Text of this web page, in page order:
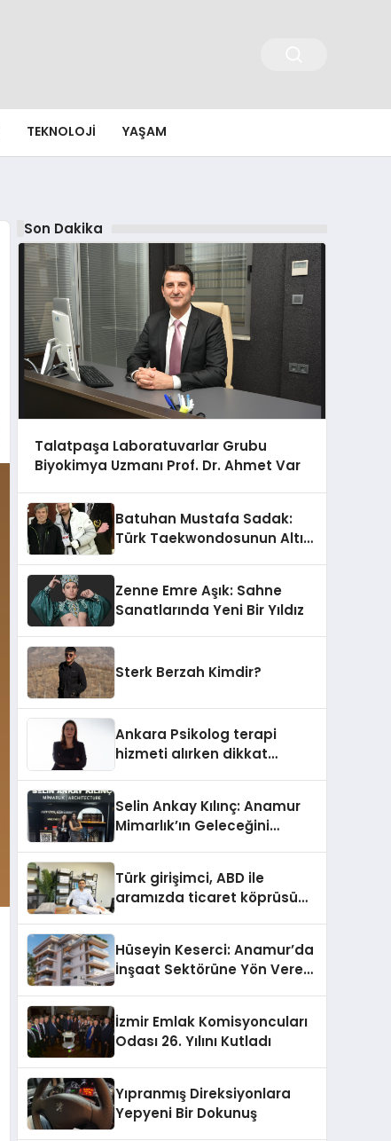
TEKNOLOJI YAŞAM
Son Dakika
Talatpaşa Laboratuvarlar Grubu
Biyokimya Uzmanı Prof. Dr. Ahmet Var
Batuhan Mustafa Sadak:
Türk Taekwondosunun Altın
Zenne Emre Aşık: Sahne
Sanatlarında Yeni Bir Yıldız
Sterk Berzah Kimdir?
Ankara Psikolog terapi
hizmeti alırken dikkat
Selin Ankay Kılınç: Anamur
Mimarlık’ın Geleceğini
Türk girişimci, ABD ile
aramızda ticaret köprüsü
Hüseyin Keserci: Anamur’da
İnşaat Sektörüne Yön Veren
İzmir Emlak Komisyoncuları
Odası 26. Yılını Kutladı
Yıpranmış Direksiyonlara
Yepyeni Bir Dokunuş